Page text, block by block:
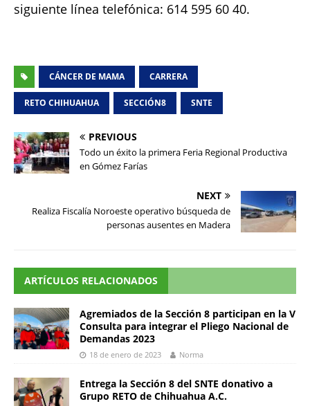
siguiente línea telefónica: 614 595 60 40.
CÁNCER DE MAMA CARRERA
RETO CHIHUAHUA SECCIÓN8 SNTE
PREVIOUS
Todo un éxito la primera Feria Regional Productiva
en Gómez Farías
NEXT
Realiza Fiscalía Noroeste operativo búsqueda de
personas ausentes en Madera
ARTÍCULOS RELACIONADOS
Agremiados de la Sección 8 participan en la V
Consulta para integrar el Pliego Nacional de
Demandas 2023
18 de enero de 2023 Norma
Entrega la Sección 8 del SNTE donativo a
Grupo RETO de Chihuahua A.C.